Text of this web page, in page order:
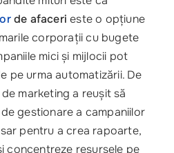
de afaceri este o opțiune
corporații cu bugete
mici și mijlocii pot
pe urma automatizării. De
marketing a reușit să
gestionare a campaniilor
pentru a crea rapoarte,
concentreze resursele pe